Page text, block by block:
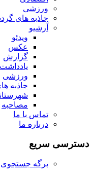
ورزشی
جاذبه های
آرشیو
ویدئو
عکس
گزارش
یادداشت
ورزشی
جاذبه
مصاحبه
تماس با ما
درباره ما
دسترسی سریع
برگه جستجوی